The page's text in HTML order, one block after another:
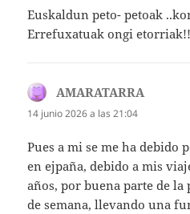
Euskaldun peto- petoak
Errefuxatuak ongi etorriak!!
AMARATARRAdice:
14 junio 2026 a las 21:04
Pues a mi se me ha debido
en ejpaña, debido a mis
años, por buena parte de
de semana, llevando una